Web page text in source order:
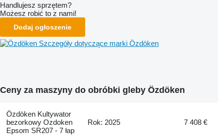
Handlujesz sprzętem?
Możesz robić to z nami!
Dodaj ogłoszenie
Szczegóły dotyczące marki Özdöken
Ceny za maszyny do obróbki gleby Özdöken
Özdöken Kultywator
bezorkowy Ozdoken
Epsom SR207 - 7 łap
Rok: 2025 7 408 €